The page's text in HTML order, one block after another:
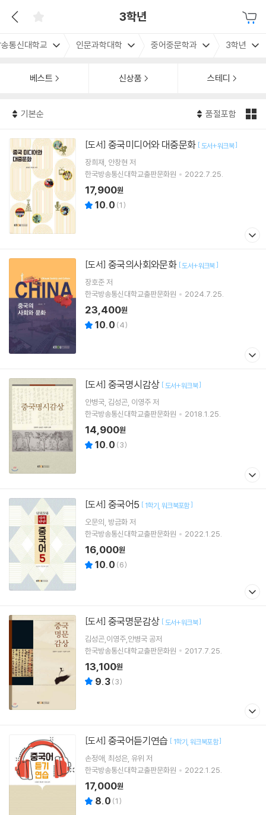
3학년
통신대학교 인문과학대학 중어중문학과 3학년
베스트 신상품 스테디
기본순 품절포함
[도서] 중국미디어와 대중문화 [도서+워크북]
장희재 안창현 저
한국방송통신대학교출판문화원
2022.7.25.
17,900원
10.0 (1)
[도서] 중국의사회와문화 [도서+워크북]
장호준 저
한국방송통신대학교출판문화원
2024.7.25.
23,400원
10.0 (4)
[도서] 중국명시감상 [도서+워크북]
안병국 김성곤 이영주저
한국방송통신대학교출판문화원
2018.1.25.
14,900원
10.0 (3)
[도서] 중국어5 [ 1학기 워크북포함]
오문의 방금화저
한국방송통신대학교출판문화원
2022.1.25.
16,000원
10.0 (6)
[도서] 중국명문감상 [ 도서+워크북]
김성곤,이영주,안병국 공저
한국방송통신대학교출판문화원
2017.7.25.
13,100원
9.3(3)
[도서] 중국어듣기연습 [ 1학기 워크북포함]
손정애 최성은 유위 저
한국방송통신대학교출판문화원
2022.1.25.
17,000원
8.0 (1)